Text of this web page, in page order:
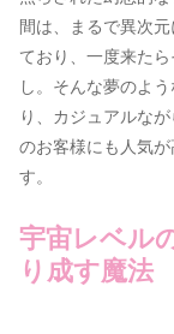
間は、まるで異次
ており、一度来た
し。そんな夢のよ
り、カジュアルな
のお客様にも人気
す。
宇宙レベル
り成す魔法